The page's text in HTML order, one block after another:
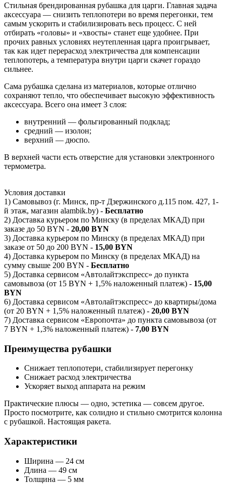
Стильная брендированная рубашка для царги. Главная задача
аксессуара — снизить теплопотери во время перегонки, тем
самым ускорить и стабилизировать весь процесс. С ней
отбирать «головы» и «хвосты» станет еще удобнее. При
прочих равных условиях неутепленная царга проигрывает,
так как идет перерасход электричества для компенсации
теплопотерь, а температура внутри царги скачет гораздо
сильнее.
Сама рубашка сделана из материалов, которые отлично
сохраняют тепло, что обеспечивает высокую эффективность
аксессуара. Всего она имеет 3 слоя:
внутренний — фольгированный подклад;
средний — изолон;
верхний — дюспо.
В верхней части есть отверстие для установки электронного
термометра.
Условия доставки
1) Самовывоз (г. Минск, пр-т Дзержинского д.115 пом. 427, 1-
й этаж, магазин alambik.by) - Бесплатно
2) Доставка курьером по Минску (в пределах МКАД) при
заказе до 50 BYN - 20,00 BYN
3) Доставка курьером по Минску (в пределах МКАД) при
заказе от 50 до 200 BYN - 15,00 BYN
4) Доставка курьером по Минску (в пределах МКАД) на
сумму свыше 200 BYN - Бесплатно
5) Доставка сервисом «Автолайтэкспресс» до пункта
самовывоза (от 15 BYN + 1,5% наложенный платеж) - 15,00
BYN
6) Доставка сервисом «Автолайтэкспресс» до квартиры/дома
(от 20 BYN + 1,5% наложенный платеж) - 20,00 BYN
7) Доставка сервисом «Европочта» до пункта самовывоза (от
7 BYN + 1,3% наложенный платеж) - 7,00 BYN
Преимущества рубашки
Снижает теплопотери, стабилизирует перегонку
Снижает расход электричества
Ускоряет выход аппарата на режим
Практические плюсы — одно, эстетика — совсем другое.
Просто посмотрите, как солидно и стильно смотрится колонна
с рубашкой. Настоящая ракета.
Характеристики
Ширина — 24 см
Длина — 49 см
Толщина — 5 мм